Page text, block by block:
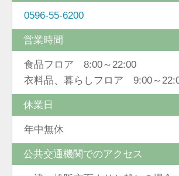
0596-55-6200
営業時間
食品フロア 8:00～22:00
衣料品、暮らしフロア 9:00～
休業日
年中無休
公共交通機関でのアクセス